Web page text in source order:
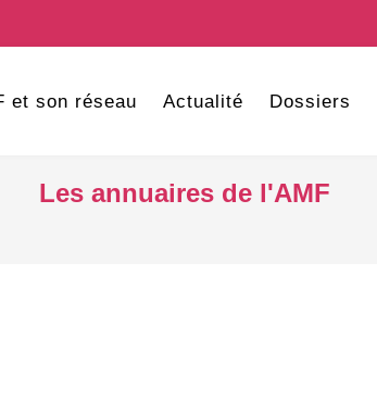
et son réseau Actualité Dossiers
Les annuaires de l'AMF